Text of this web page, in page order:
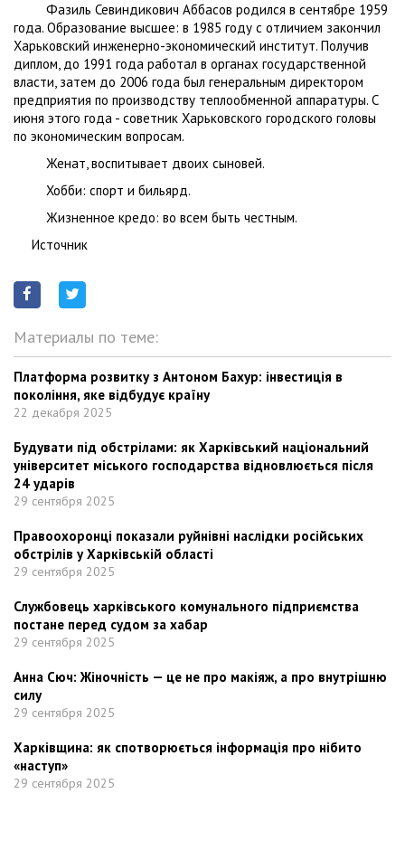
Фазиль Севиндикович Аббасов родился в сентябре 1959
года. Образование высшее: в 1985 году с отличием закончил
Харьковский инженерно-экономический институт. Получив
диплом, до 1991 года работал в органах государственной
власти, затем до 2006 года был генеральным директором
предприятия по производству теплообменной аппаратуры. С
июня этого года - советник Харьковского городского головы
по экономическим вопросам.
Женат, воспитывает двоих сыновей.
Хобби: спорт и бильярд.
Жизненное кредо: во всем быть честным.
Источник
Материалы по теме:
Платформа розвитку з Антоном Бахур: інвестиція в
покоління, яке відбудує країну
22 декабря 2025
Будувати під обстрілами: як Харківський національний
університет міського господарства відновлюється після
24 ударів
29 сентября 2025
Правоохоронці показали руйнівні наслідки російських
обстрілів у Харківській області
29 сентября 2025
Службовець харківського комунального підприємства
постане перед судом за хабар
29 сентября 2025
Анна Сюч: Жіночність — це не про макіяж, а про внутрішню
силу
29 сентября 2025
Харківщина: як спотворюється інформація про нібито
«наступ»
29 сентября 2025